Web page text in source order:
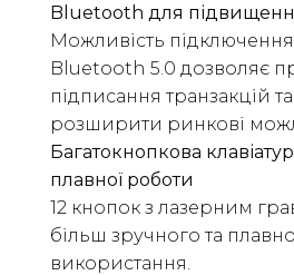
Bluetooth для
Можливість
Bluetooth 5.0 дозволяє
підписання транзакцій
розширити ринкові
Багатокнопкова
плавної роботи
12 кнопок з лазерним
більш зручного та
використання.